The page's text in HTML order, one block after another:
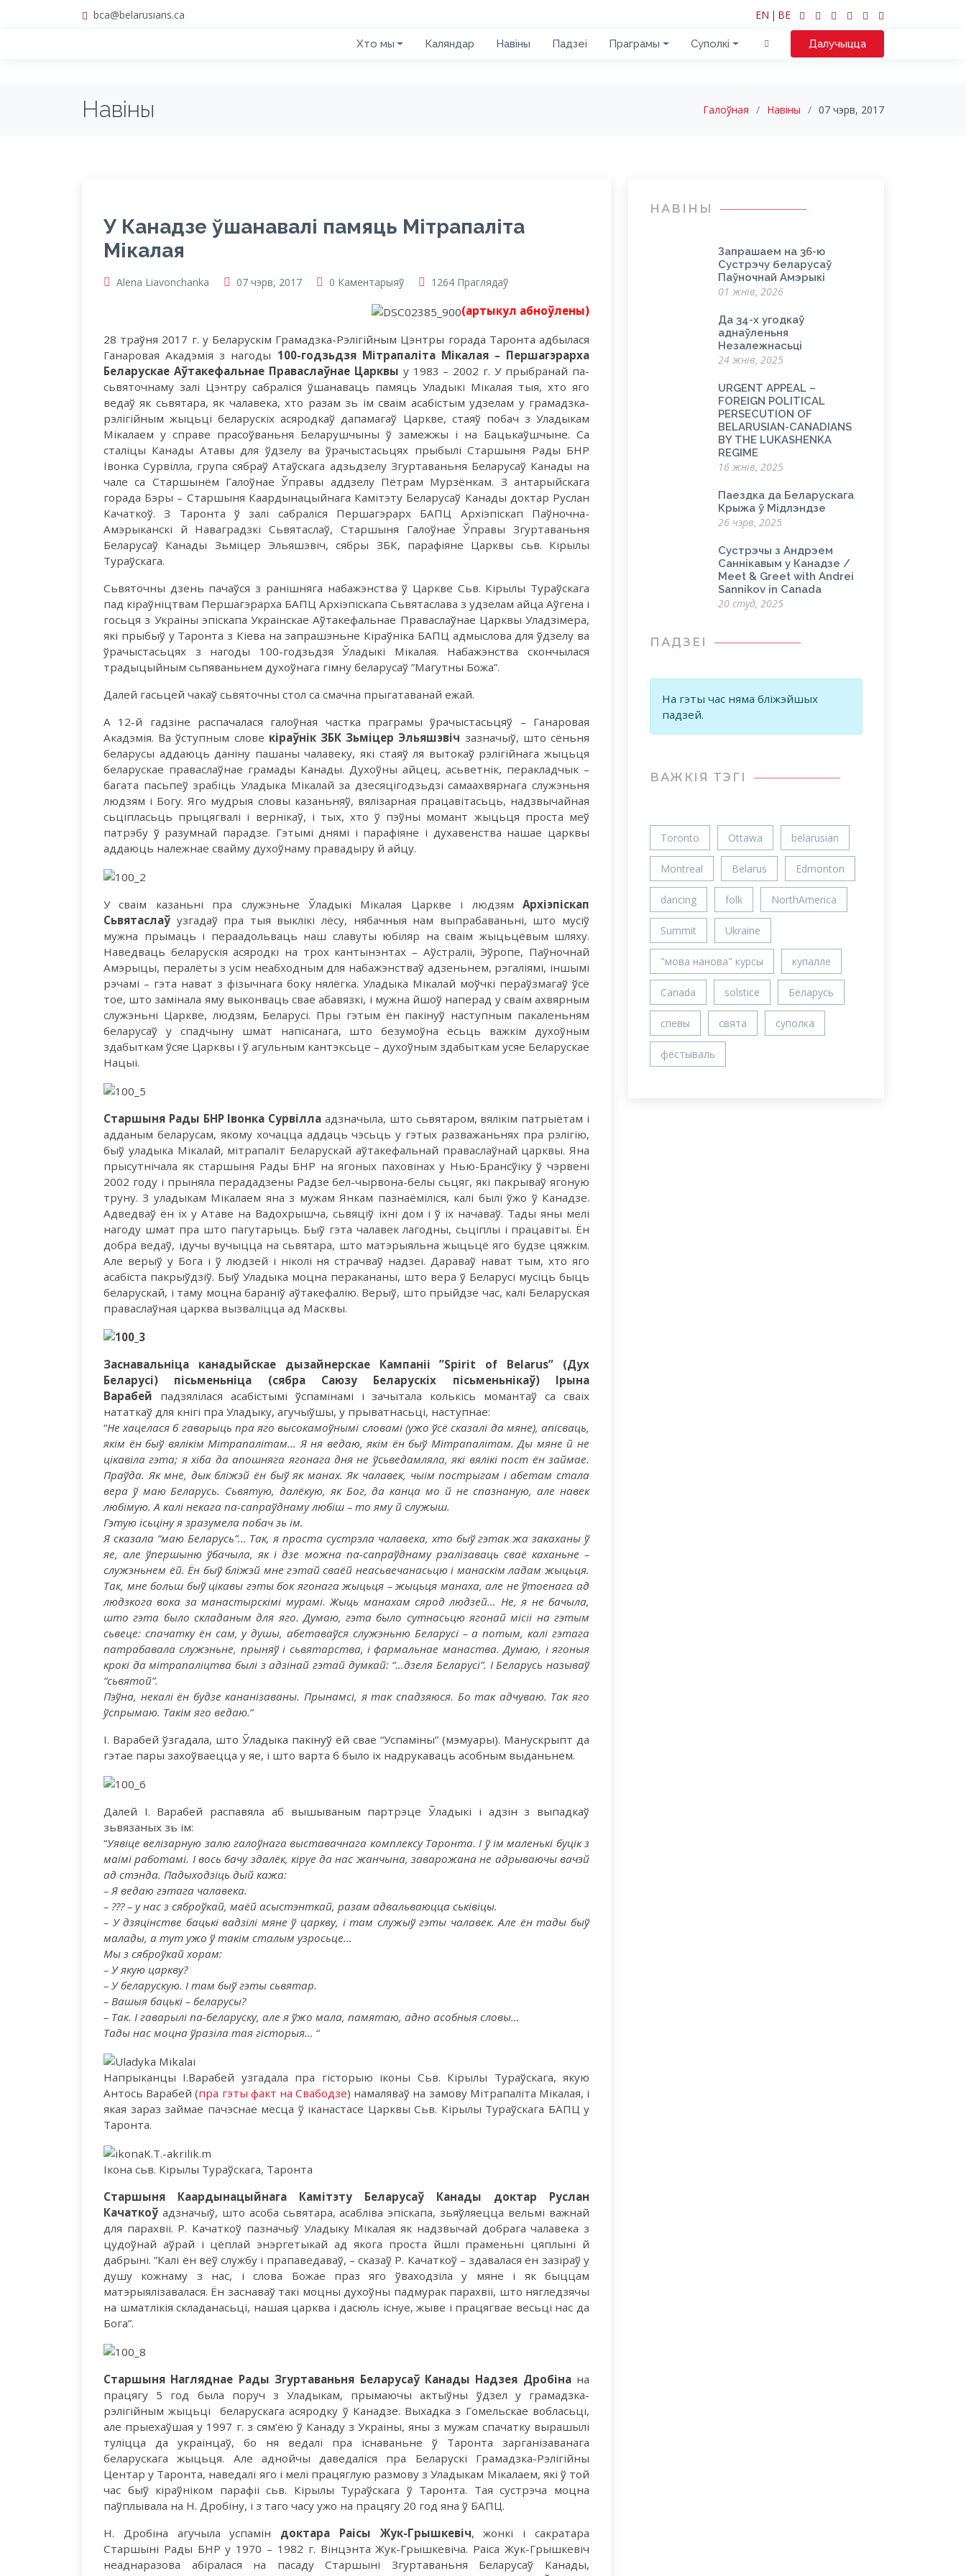
bca@belarusians.ca EN | BE
Хто мы Каляндар Навіны Падзеі Праграмы Суполкі Далучыцца
Навіны Галоўная Навіны 07 чэрв, 2017
У Канадзе ўшанавалі памяць Мітрапаліта
Мікалая
Alena Liavonchanka 07 чэрв, 2017 0 Каментарыяў 1264 Праглядаў
(артыкул абноўлены)
28 траўня 2017 г. у Беларускім Грамадзка-Рэлігійным Цэнтры горада Таронта адбылася
Ганаровая Акадэмія з нагоды 100-годзьдзя Мітрапаліта Мікалая – Першагэрарха
Беларускае Аўтакефальнае Праваслаўнае Царквы у 1983 – 2002 г. У прыбранай па-
сьвяточнаму залі Цэнтру сабраліся ўшанаваць памяць Уладыкі Мікалая тыя, хто яго
ведаў як сьвятара, як чалавека, хто разам зь ім сваім асабістым удзелам у грамадзка-
рэлігійным жыцьці беларускіх асяродкаў дапамагаў Царкве, стаяў побач з Уладыкам
Мікалаем у справе прасоўваньня Беларушчыны ў замежжы і на Бацькаўшчыне. Са
сталіцы Канады Атавы для ўдзелу ва ўрачыстасьцях прыбылі Старшыня Рады БНР
Івонка Сурвілла, група сябраў Атаўскага адзьдзелу Згуртаваньня Беларусаў Канады на
чале са Старшынём Галоўнае Ўправы аддзелу Пётрам Мурзёнкам. З антарыйскага
горада Бэры – Старшыня Каардынацыйнага Камітэту Беларусаў Канады доктар Руслан
Качаткоў. З Таронта ў залі сабраліся Першагэрарх БАПЦ Архіэпіскап Паўночна-
Амэрыканскі й Наваградзкі Сьвятаслаў, Старшыня Галоўнае Ўправы Згуртаваньня
Беларусаў Канады Зьміцер Эльяшэвіч, сябры ЗБК, парафіяне Царквы сьв. Кірылы
Тураўскага.
Сьвяточны дзень пачаўся з ранішняга набажэнства ў Царкве Сьв. Кірылы Тураўскага
пад кіраўніцтвам Першагэрарха БАПЦ Архіэпіскапа Сьвятаслава з удзелам айца Аўгена і
госьця з Украіны эпіскапа Украінскае Аўтакефальнае Праваслаўнае Царквы Уладзімера,
які прыбыў у Таронта з Кіева на запрашэньне Кіраўніка БАПЦ адмыслова для ўдзелу ва
ўрачыстасьцях з нагоды 100-годзьдзя Ўладыкі Мікалая. Набажэнства скончылася
традыцыйным сьпяваньнем духоўнага гімну беларусаў ”Магутны Божа”.
Далей гасьцей чакаў сьвяточны стол са смачна прыгатаванай ежай.
А 12-й гадзіне распачалася галоўная частка праграмы ўрачыстасьцяў – Ганаровaя
Акадэмія. Ва ўступным слове кіраўнік ЗБК Зьміцер Эльяшэвіч зазнaчыў, што сёньня
беларусы аддаюць даніну пашаны чалавеку, які стаяў ля вытокаў рэлігійнага жыцьця
беларускае праваслаўнае грамады Канады. Духоўны айцец, асьветнік, перакладчык –
багата пасьпеў зрабіць Уладыка Мікалай за дзесяцігодзьдзі самаахвярнага служэньня
людзям і Богу. Яго мудрыя словы казаньняў, вялізарная працавітасьць, надзвычайная
сьціпласьць прыцягвалі і вернікаў, і тых, хто ў пэўны момант жыцьця проста меў
патрэбу ў разумнай парадзе. Гэтымі днямі і парафіяне і духавенства нашае царквы
аддаюць належнае свайму духоўнаму правадыру й айцу.
У сваім казаньні пра служэньне Ўладыкі Мікалая Царкве і людзям Архіэпіскап
Сьвятаслаў узгадаў пра тыя выклікі лёсу, нябачныя нам выпрабаваньні, што мусіў
мужна прымаць і пераадольваць наш славуты юбіляр на сваім жыцьцёвым шляху.
Наведваць беларускія асяродкі на трох кантынэнтах – Аўстраліі, Эўропе, Паўночнай
Амэрыцы, пералёты з усім неабходным для набажэнстваў адзеньнем, рэгаліямі, іншымі
рэчамі – гэта нават з фізычнага боку нялёгка. Уладыка Мікалай моўчкі пераўзмагаў ўсё
тое, што замінала яму выконваць свае абавязкі, і мужна йшоў наперад у сваім ахвярным
служэньні Царкве, людзям, Беларусі. Пры гэтым ён пакінуў наступным пакаленьням
беларусаў у спадчыну шмат напісанага, што безумоўна ёсьць важкім духоўным
здабыткам ўсяе Царквы і ў агульным кантэксьце – духоўным здабыткам усяе Беларускае
Нацыі.
Старшыня Рады БНР Івонка Сурвілла адзначыла, што сьвятаром, вялікім патрыётам і
адданым беларусам, якому хочацца аддаць чэсьць у гэтых разважаньнях пра рэлігію,
быў уладыка Мікалай, мітрапаліт Беларускай аўтакефальнай праваслаўнай царквы. Яна
прысутнічала як старшыня Рады БНР на ягоных паховінах у Нью-Брансўіку ў чэрвені
2002 году і прыняла перададзены Радзе бел-чырвона-белы сьцяг, які пакрываў ягоную
труну. З уладыкам Мікалаем яна з мужам Янкам пазнаёміліся, калі былі ўжо ў Канадзе.
Адведваў ён іх у Атаве на Вадохрышча, сьвяціў іхні дом і ў іх начаваў. Тады яны мелі
нагоду шмат пра што пагутарыць. Быў гэта чалавек лагодны, сьціплы і працавіты. Ён
добра ведаў, ідучы вучыцца на сьвятара, што матэрыяльна жыцьцё яго будзе цяжкім.
Але верыў у Бога і ў людзей і ніколі ня страчваў надзеі. Дараваў нават тым, хто яго
асабіста пакрыўдзіў. Быў Уладыка моцна перакананы, што вера ў Беларусі мусіць быць
беларускай, і таму моцна бараніў аўтакефалію. Верыў, што прыйдзе час, калі Беларуская
праваслаўная царква вызваліцца ад Масквы.
Заснавальніца канадыйскае дызайнерскае Кампаніі ”Spirit of Belarus” (Дух
Беларусі) пісьменьніца (сябра Саюзу Беларускіх пісьменьнікаў) Ірына
Варабей падзялілася асабістымі ўспамінамі і зачытала колькісь момантаў са сваіх
нататкаў для кнігі пра Уладыку, агучыўшы, у прыватнасьці, наступнае:
“Не хацелася б гаварыць пра яго высокамоўнымі словамі (ужо ўсё сказалі да мяне), апісваць,
якім ён быў вялікім Мітрапалітам… Я ня ведаю, якім ён быў Мітрапалітам. Ды мяне й не
цікавіла гэта; я хіба да апошняга ягонага дня не ўсьведамляла, які вялікі пост ён займае.
Праўда. Як мне, дык бліжэй ён быў як манах. Як чалавек, чыім пострыгам і абетам стала
вера ў маю Беларусь. Сьвятую, далёкую, як Бог, да канца мо й не спазнаную, але навек
любімую. А калі некага па-сапраўднаму любіш – то яму й служыш.
Гэтую ісьціну я зразумела побач зь ім.
Я сказала “маю Беларусь”… Так, я проста сустрэла чалавека, хто быў гэтак жа закаханы ў
яе, але ўпершыню ўбачыла, як і дзе можна па-сапраўднаму рэалізаваць сваё каханьне –
служэньнем ёй. Ён быў бліжэй мне гэтай сваёй неасьвечанасьцю і манаскім ладам жыцьця.
Так, мне больш быў цікавы гэты бок ягонага жыцьця – жыцьця манаха, але не ўтоенага ад
людзкога вока за манастырскімі мурамі. Жыць манахам сярод людзей… Не, я не бачыла,
што гэта было складаным для яго. Думаю, гэта было сутнасьцю ягонай місіі на гэтым
сьвеце: спачатку ён сам, у душы, абетаваўся служэньню Беларусі – а потым, калі гэтага
патрабавала служэньне, прыняў і сьвятарства, і фармальнае манаства. Думаю, і ягоныя
крокі да мітрапаліцтва былі з адзінай гэтай думкай: “…дзеля Беларусі”. І Беларусь называў
“сьвятой”.
Пэўна, некалі ён будзе кананізаваны. Прынамсі, я так спадзяюся. Бо так адчуваю. Так яго
ўспрымаю. Такім яго ведаю.“
І. Варабей ўзгадала, што Ўладыка пакінуў ёй свае “Успаміны” (мэмуары). Манускрыпт да
гэтае пары захоўваецца у яе, і што варта б было іх надрукаваць асобным выданьнем.
Далей І. Варабей распавяла аб вышываным партрэце Ўладыкі і адзін з выпадкаў
зьвязаных зь ім:
“Уявіце велізарную залю галоўнага выставачнага комплексу Таронта. І ў ім маленькі буцік з
маімі работамі. І вось бачу здалёк, кіруе да нас жанчына, заварожана не адрываючы вачэй
ад стэнда. Падыходзіць дый кажа:
– Я ведаю гэтага чалавека.
– ??? – у нас з сяброўкай, маёй асыстэнткай, разам адвальваюцца ськівіцы.
– У дзяцінстве бацькі вадзілі мяне ў царкву, і там служыў гэты чалавек. Але ён тады быў
малады, а тут ужо ў такім сталым узросьце…
Мы з сяброўкай хорам:
– У якую царкву?
– У беларускую. І там быў гэты сьвятар.
– Вашыя бацькі – беларусы?
– Так. І гаварылі па-беларуску, але я ўжо мала, памятаю, адно асобныя словы…
Тады нас моцна ўразіла тая гісторыя… “
Напрыканцы І.Варабей узгадала пра гісторыю іконы Сьв. Кірылы Тураўскага, якую
Антось Варабей (пра гэты факт на Свабодзе) намаляваў на замову Мітрапаліта Мікалая, і
якая зараз займае пачэснае месца ў іканастасе Царквы Сьв. Кірылы Тураўскага БАПЦ у
Таронта.
Ікона сьв. Кірылы Тураўскага, Таронта
Старшыня Каардынацыйнага Камітэту Беларусаў Канады доктар Руслан
Качаткоў адзначыў, што асоба сьвятара, асабліва эпіскапа, зьяўляецца вельмі важнай
для парахвіі. Р. Качаткоў пазначыў Уладыку Мікалая як надзвычай добрага чалавека з
цудоўнай аўрай і цёплай энэргетыкай ад якога проста йшлі праменьні цяплыні й
дабрыні. ”Калі ён вёў службу і прапаведаваў, – сказаў Р. Качаткоў – здавалася ён зазіраў у
душу кожнаму з нас, і слова Божае праз яго ўваходзіла у мяне і як быццам
матэрыялізавалася. Ён заснаваў такі моцны духоўны падмурак парахвіі, што нягледзячы
на шматлікія складанасьці, нашая царква і дасюль існуе, жыве і працягвае весьці нас да
Бога”.
Старшыня Нагляднае Рады Згуртаваньня Беларусаў Канады Надзея Дробіна на
працягу 5 год была поруч з Уладыкам, прымаючы актыўны ўдзел у грамадзка-
рэлігійным жыцьці беларускага асяродку ў Канадзе. Выхадка з Гомельскае вобласьці,
але прыехаўшая у 1997 г. з сям’ёю ў Канаду з Украіны, яны з мужам спачатку вырашылі
туліцца да украінцаў, бо ня ведалі пра існаваньне ў Таронта зарганізаванага
беларускага жыцьця. Але аднойчы даведаліся пра Беларускі Грамадзка-Рэлігійны
Центар у Таронта, наведалі яго і мелі працяглую размову з Уладыкам Мікалаем, які ў той
час быў кіраўніком парафіі сьв. Кірылы Тураўскага ў Таронта. Тая сустрэча моцна
паўплывала на Н. Дробіну, і з таго часу ужо на працягу 20 год яна ў БАПЦ.
Н. Дробіна агучыла успамін доктара Раісы Жук-Грышкевіч, жонкі і сакратара
Старшыні Рады БНР у 1970 – 1982 г. Вінцэнта Жук-Грышкевіча. Раіса Жук-Грышкевіч
неаднаразова абіралася на пасаду Старшыні Згуртаваньня Беларусаў Канады,
НАВІНЫ
Запрашаем на 36-ю
Сустрэчу беларусаў
Паўночнай Амэрыкі
01 жнів, 2026
Да 34-х угодкаў
аднаўленьня
Незалежнасьці
24 жнів, 2025
URGENT APPEAL –
FOREIGN POLITICAL
PERSECUTION OF
BELARUSIAN-CANADIANS
BY THE LUKASHENKA
REGIME
16 жнів, 2025
Паездка да Беларускага
Крыжа ў Мідлэндзе
26 чэрв, 2025
Сустрэчы з Андрэем
Саннікавым у Канадзе /
Meet & Greet with Andrei
Sannikov in Canada
20 студ, 2025
ПАДЗЕІ
На гэты час няма бліжэйшых
падзей.
ВАЖКIЯ ТЭГІ
Toronto Ottawa belarusian
Montreal Belarus Edmonton
dancing folk NorthAmerica
Summit Ukraine
"мова нанова" курсы купалле
Canada solstice Беларусь
спевы свята суполка
фестываль